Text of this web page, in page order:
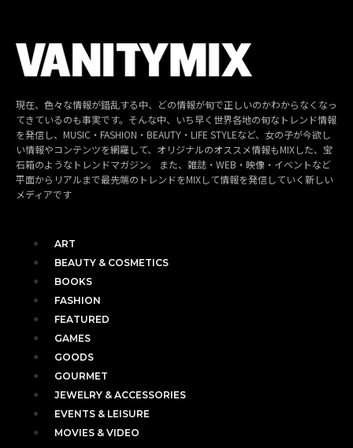
現在、色々な情報が錯乱する中、どの情報が旬で正しいのかわからなくなっ
てきているのも事実です。そんな中、いち早く世界各地の旬なトレンド情報
を発信し、MUSIC・FASHION・BEAUTY・LIFE STYLEなど、女の子が今欲し
い情報やコンテンツを網羅して、オリジナルのオススメ情報もMIXした、宝
石箱のようなトレンドマガジン。 また、雑誌・WEB・映像・イベントなど
平面からリアルまで最先端のトレンドをMIXして情報を発信していく新しい
メディアです
ART
BEAUTY & COSMETICS
BOOKS
FASHION
FEATURED
GAMES
GOODS
GOURMET
JEWELRY & ACCESSORIES
EVENTS & LEISURE
MOVIES & VIDEO